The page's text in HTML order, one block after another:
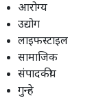
आरोग्य
उद्योग
लाइफस्टाइल
सामाजिक
संपादकीय
गुन्हे